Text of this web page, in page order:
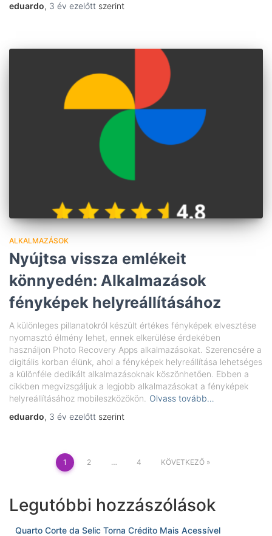
eduardo, 3 év ezelőtt szerint
ALKALMAZÁSOK
Nyújtsa vissza emlékeit
könnyedén: Alkalmazások
fényképek helyreállításához
A különleges pillanatokról készült értékes fényképek elvesztése
nyomasztó élmény lehet, ennek elkerülése érdekében
használjon Photo Recovery Apps alkalmazásokat. Szerencsére a
digitális korban élünk, ahol a fényképek helyreállítása lehetséges
a különféle dedikált alkalmazásoknak köszönhetően. Ebben a
cikkben megvizsgáljuk a legjobb alkalmazásokat a fényképek
helyreállításához mobileszközökön.
Olvass tovább…
eduardo, 3 év ezelőtt szerint
Bejegyzések
lapozása
1 2 … 4 KÖVETKEZŐ
Legutóbbi hozzászólások
Quarto Corte da Selic Torna Crédito Mais Acessível